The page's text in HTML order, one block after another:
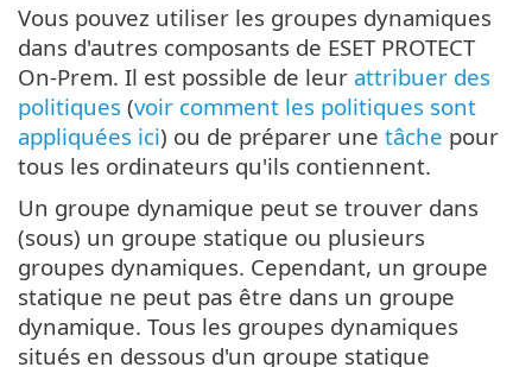
Vous pouvez utiliser les groupes dynamiques
dans d'autres composants de ESET PROTECT
On-Prem. Il est possible de leur attribuer des
politiques (voir comment les politiques sont
appliquées ici) ou de préparer une tâche pour
tous les ordinateurs qu'ils contiennent.
Un groupe dynamique peut se trouver dans
(sous) un groupe statique ou plusieurs
groupes dynamiques. Cependant, un groupe
statique ne peut pas être dans un groupe
dynamique. Tous les groupes dynamiques
situés en dessous d'un groupe statique